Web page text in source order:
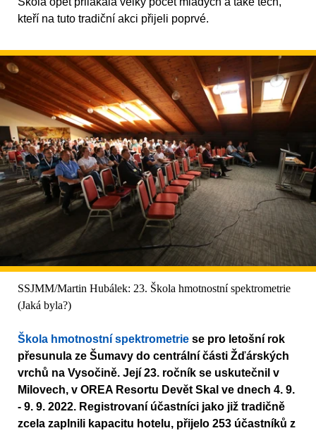
kteří na tuto tradiční akci přijeli poprvé.
SSJMM/Martin Hubálek: 23. Škola hmotnostní spektrometrie
(Jaká byla?)
Škola hmotnostní spektrometrie se pro letošní rok
přesunula ze Šumavy do centrální části Žďárských
vrchů na Vysočině. Její 23. ročník se uskutečnil v
Milovech, v OREA Resortu Devět Skal ve dnech 4. 9.
- 9. 9. 2022. Registrovaní účastníci jako již tradičně
zcela zaplnili kapacitu hotelu, přijelo 253 účastníků z